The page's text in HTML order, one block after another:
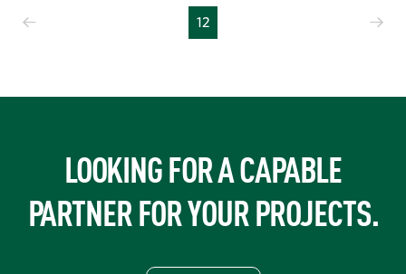
12
LOOKING FOR A CAPABLE
PARTNER FOR YOUR PROJECTS.